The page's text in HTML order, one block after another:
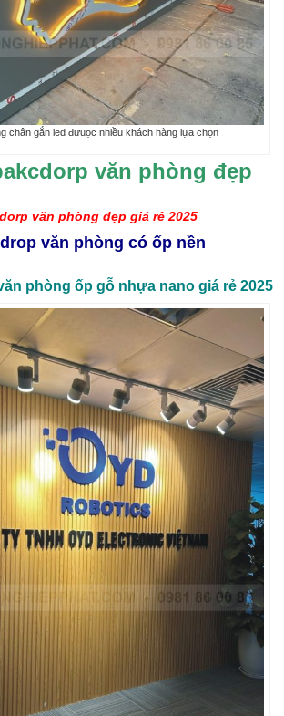
chân gắn led đưuọc nhiều khách hàng lựa chọn
văn phòng đẹp
văn phòng đẹp giá rẻ 2025
văn phòng có ốp nền
phòng ốp gỗ nhựa nano giá rẻ 2025